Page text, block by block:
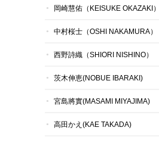
岡崎慧佑（KEISUKE OKAZAKI）
中村桜士（OSHI NAKAMURA）
西野詩織（SHIORI NISHINO）
茨木伸恵(NOBUE IBARAKI)
宮島將實(MASAMI MIYAJIMA)
高田かえ(KAE TAKADA)